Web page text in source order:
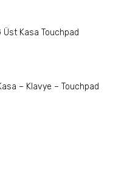
Kasa Touchpad
– Klavye – Touchpad